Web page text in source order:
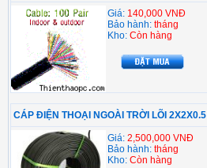
Giá: 140,000 VNĐ
Bảo hành: tháng
Kho: Còn hàng
CÁP ĐIỆN THOẠI NGOÀI TRỜI LÕI 2X2X0.5
Giá: 2,500,000 VNĐ
Bảo hành: tháng
Kho: Còn hàng